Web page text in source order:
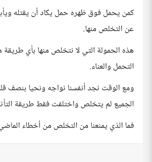
كمن يحمل فوق ظهره حمل يكاد أن يقتله
عن التخلص منها.
هذه الحمولة التي لا نتخلص منها بأي
التحمل والعناء.
ومع الوقت نجد أنفسنا نواجه ونحيا
الجميع لم يتخلص واختلفت فقط طريقة
فما الذي يمنعنا من التخلص من أخطاء